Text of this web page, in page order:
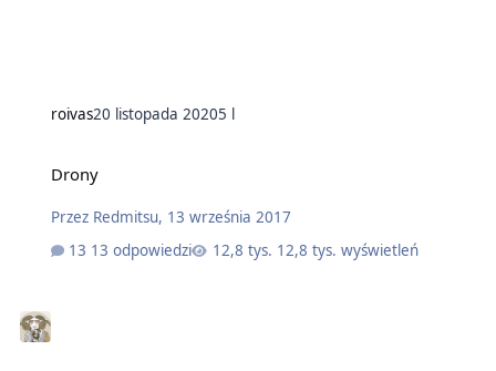
roivas20 listopada 20205 l
Drony
Przez Redmitsu, 13 września 2017
13 odpowiedzi
12,8 tys. wyświetleń